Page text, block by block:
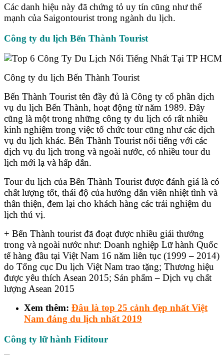
Các danh hiệu này đã chứng tỏ uy tín cũng như thế
mạnh của Saigontourist trong ngành du lịch.
Công ty du lịch Bến Thành Tourist
Công ty du lịch Bến Thành Tourist
Bến Thành Tourist tên đầy đủ là Công ty cổ phần dịch
vụ du lịch Bến Thành, hoạt động từ năm 1989. Đây
cũng là một trong những công ty du lịch có rất nhiều
kinh nghiệm trong việc tổ chức tour cũng như các dịch
vụ du lịch khác. Bến Thành Tourist nổi tiếng với các
dịch vụ du lịch trong và ngoài nước, có nhiều tour du
lịch mới lạ và hấp dẫn.
Tour du lịch của Bến Thành Tourist được đánh giá là có
chất lượng tốt, thái độ của hướng dẫn viên nhiệt tình và
thân thiện, đem lại cho khách hàng các trải nghiệm du
lịch thú vị.
+ Bến Thành tourist đã đoạt được nhiều giải thưởng
trong và ngoài nước như: Doanh nghiệp Lữ hành Quốc
tế hàng đầu tại Việt Nam 16 năm liên tục (1999 – 2014)
do Tổng cục Du lịch Việt Nam trao tặng; Thương hiệu
được yêu thích Asean 2015; Sản phẩm – Dịch vụ chất
lượng Asean 2015
Xem thêm: Đâu là top 25 cảnh đẹp nhất Việt
Nam đáng du lịch nhất 2019
Công ty lữ hành Fiditour